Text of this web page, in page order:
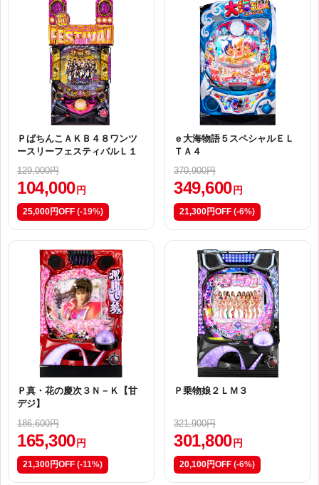
ＰぱちんこＡＫＢ４８ワンツ
ースリーフェスティバルＬ１
129,000円
104,000 円
25,000円OFF (-19%)
ｅ大海物語５スペシャルＥＬ
ＴＡ４
370,900円
349,600 円
21,300円OFF (-6%)
Ｐ真・花の慶次３Ｎ－Ｋ【甘
デジ】
186,600円
165,300円
21,300円OFF (-11%)
Ｐ乗物娘２ＬＭ３
321,900円
301,800円
20,100円OFF (-6%)